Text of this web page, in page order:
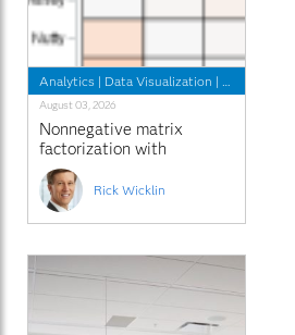
Analytics | Data Visualization |
August 03, 2026
Nonnegative matrix
factorization with
sparseness constraints
Rick Wicklin